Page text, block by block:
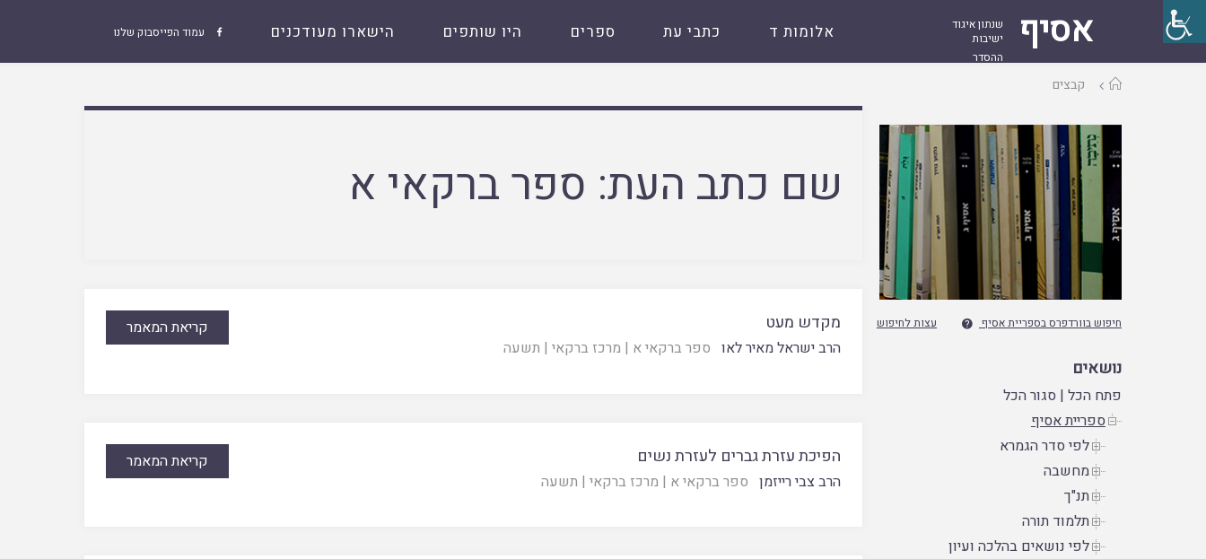
אסיף
שנתון איגוד
ישיבות
ההסדר
 עמוד הפייסבוק שלנו אלומות ד כתבי עת ספרים היו שותפים הישארו מעודכנים
עמודקבצים
חיפוש בוורדפרס בספריית אסיף  עצות לחיפוש
נושאים
פתח הכל |סגור הכל
ספריית אסיף
לפי סדר הגמרא
מחשבה
תנ"ך
תלמוד תורה
לפי נושאים בהלכה ועיון
שם כתב העת: ספר ברקאי א
מקדש מעט
הרב ישראל מאיר לאו ספר ברקאי א | מרכז ברקאי | תשעה
קריאת המאמר
הפיכת עזרת גברים לעזרת נשים
הרב צבי רייזמן ספר ברקאי א | מרכז ברקאי | תשעה
קריאת המאמר